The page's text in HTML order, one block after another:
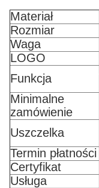
Materiał
Rozmiar
Waga
LOGO
Funkcja
Minimalne
zamówienie
Uszczelka
Termin płatności
Certyfikat
Usługa